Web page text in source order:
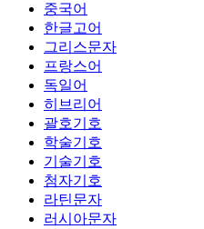
중국어
한글고어
그리스문자
프랑스어
독일어
히브리어
괄호기호
학술기호
기술기호
첨자기호
라틴문자
러시아문자